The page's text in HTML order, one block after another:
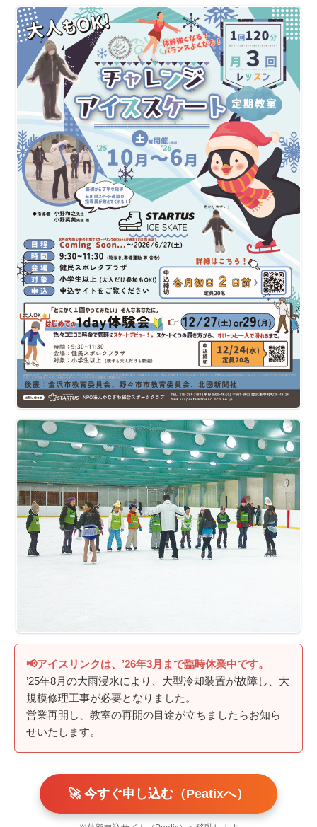
📢アイスリンクは、’26年3月まで臨時休業中です。
’25年8月の大雨浸水により、大型冷却装置が故障し、大
規模修理工事が必要となりました。
営業再開し、教室の再開の目途が立ちましたらお知ら
せいたします。
🚀 今すぐ申し込む（Peatixへ）